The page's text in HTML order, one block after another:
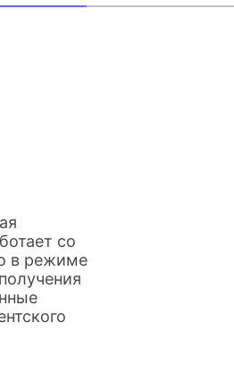
со
в режиме